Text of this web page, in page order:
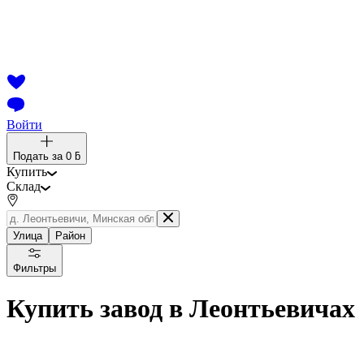
Войти
Подать за 0 ƃ
Купить
Склад
Улица Район
Фильтры
Купить завод в Леонтьевичах